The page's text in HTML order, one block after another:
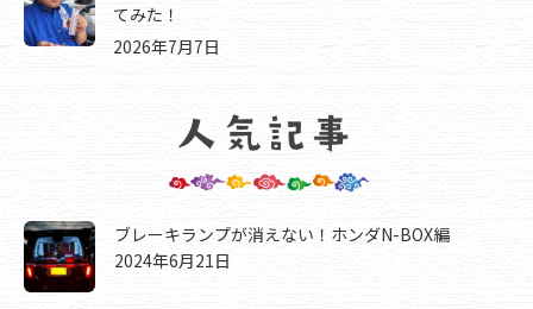
てみた！
2026年7月7日
ブレーキランプが消えない！ホンダN-BOX編
2024年6月21日